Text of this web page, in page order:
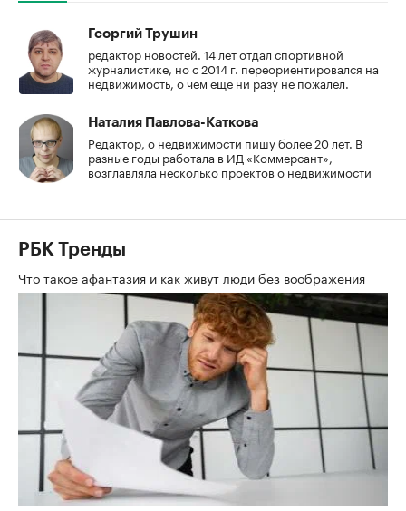
Георгий Трушин
редактор новостей. 14 лет отдал спортивной
журналистике, но с 2014 г. переориентировался на
недвижимость, о чем еще ни разу не пожалел.
Наталия Павлова-Каткова
Редактор, о недвижимости пишу более 20 лет. В
разные годы работала в ИД «Коммерсант»,
возглавляла несколько проектов о недвижимости
РБК Тренды
Что такое афантазия и как живут люди без воображения